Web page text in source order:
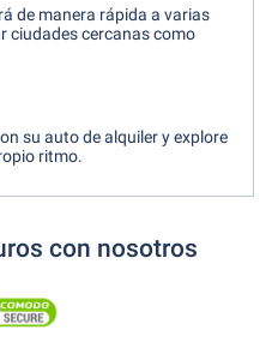
de manera rápida a varias
ciudades cercanas como
su auto de alquiler y explore
ritmo.
con nosotros